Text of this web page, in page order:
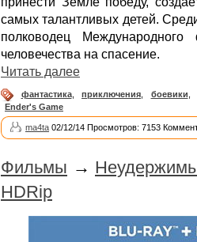
самых талантливых детей.
полководец
человечества на спасение.
Читать далее
фантастика, приключения боевики
Ender's Game
ma4ta 02/12/14 Просмотров: 7153
Фильмы →
HDRip